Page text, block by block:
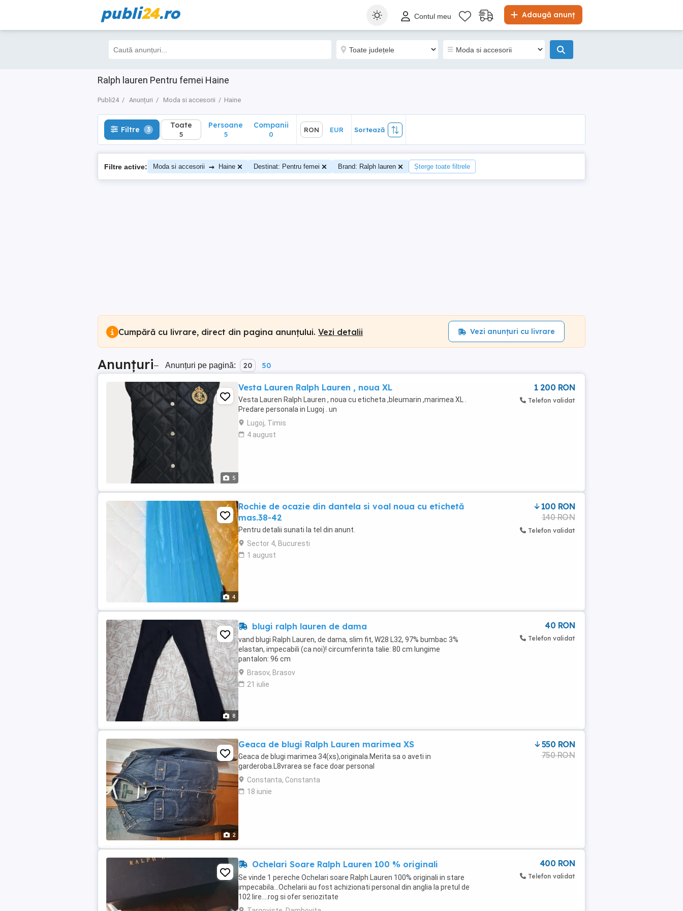
publi24.ro Adaugă anunț
Contul meu
Ralph lauren Pentru femei Haine
Publi24 Anunțuri Moda si accesorii Haine
Filtre 3 Toate
5
Sortează
Filtre 3 Toate
5
Persoane
5
Companii
0
RON EUR Sortează
Filtre active: Moda si accesorii → Haine Destinat: Pentru femei Brand: Ralph lauren Șterge toate filtrele
Cumpără cu livrare, direct din pagina anunțului. Vezi detalii Vezi anunțuri cu livrare
Anunțuri– Anunțuri pe pagină: 20 50
5
Vesta Lauren Ralph Lauren , noua XL
Vesta Lauren Ralph Lauren , noua cu eticheta ,bleumarin ,marimea XL .
Predare personala in Lugoj . un
Lugoj, Timis
4 august
1 200 RON
Telefon validat
4
Rochie de ocazie din dantela si voal noua cu etichetă
mas.38-42
Pentru detalii sunati la tel din anunt.
Sector 4, Bucuresti
1 august
100 RON
140 RON
Telefon validat
8
blugi ralph lauren de dama
vand blugi Ralph Lauren, de dama, slim fit, W28 L32, 97% bumbac 3%
elastan, impecabili (ca noi)! circumferinta talie: 80 cm lungime
pantalon: 96 cm
Brasov, Brasov
21 iulie
40 RON
Telefon validat
2
Geaca de blugi Ralph Lauren marimea XS
Geaca de blugi marimea 34(xs),originala.Merita sa o aveti in
garderoba.L8vrarea se face doar personal
Constanta, Constanta
18 iunie
550 RON
750 RON
Ochelari Soare Ralph Lauren 100 % originali
Se vinde 1 pereche Ochelari soare Ralph Lauren 100% originali in stare
impecabila...Ochelarii au fost achizionati personal din anglia la pretul de
102 lire....rog si ofer seriozitate
400 RON
Telefon validat